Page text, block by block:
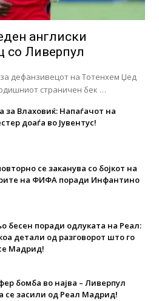
англиски
со Ливерпул
дефанзивецот на Тотенхем Џед
страничен бек …
за Влаховиќ: Напаѓачот на
доаѓа во Јувентус!
се заканува со бојкот на
на ФИФА поради Инфантино
бесен поради одлуката на Реал:
детали од разговорот што го
Мадрид!
бомба во најва – Ливерпул
се засили од Реал Мадрид!